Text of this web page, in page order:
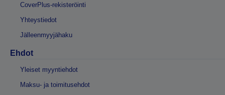
CoverPlus-rekisteröinti
Yhteystiedot
Jälleenmyyjähaku
Ehdot
Yleiset myyntiehdot
Maksu- ja toimitusehdot